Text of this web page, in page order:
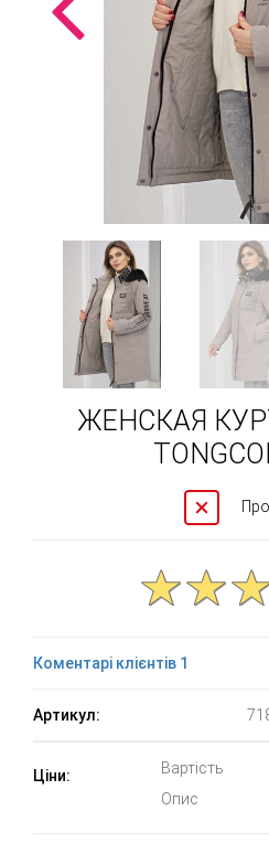
ЖЕНСКАЯ
Коментарі клієнтів 1
Артикул:
Ціни: Вартість
Опис